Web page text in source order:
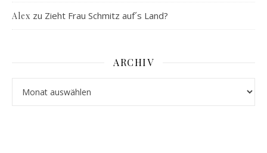
Alex zu Zieht Frau Schmitz auf´s Land?
ARCHIV